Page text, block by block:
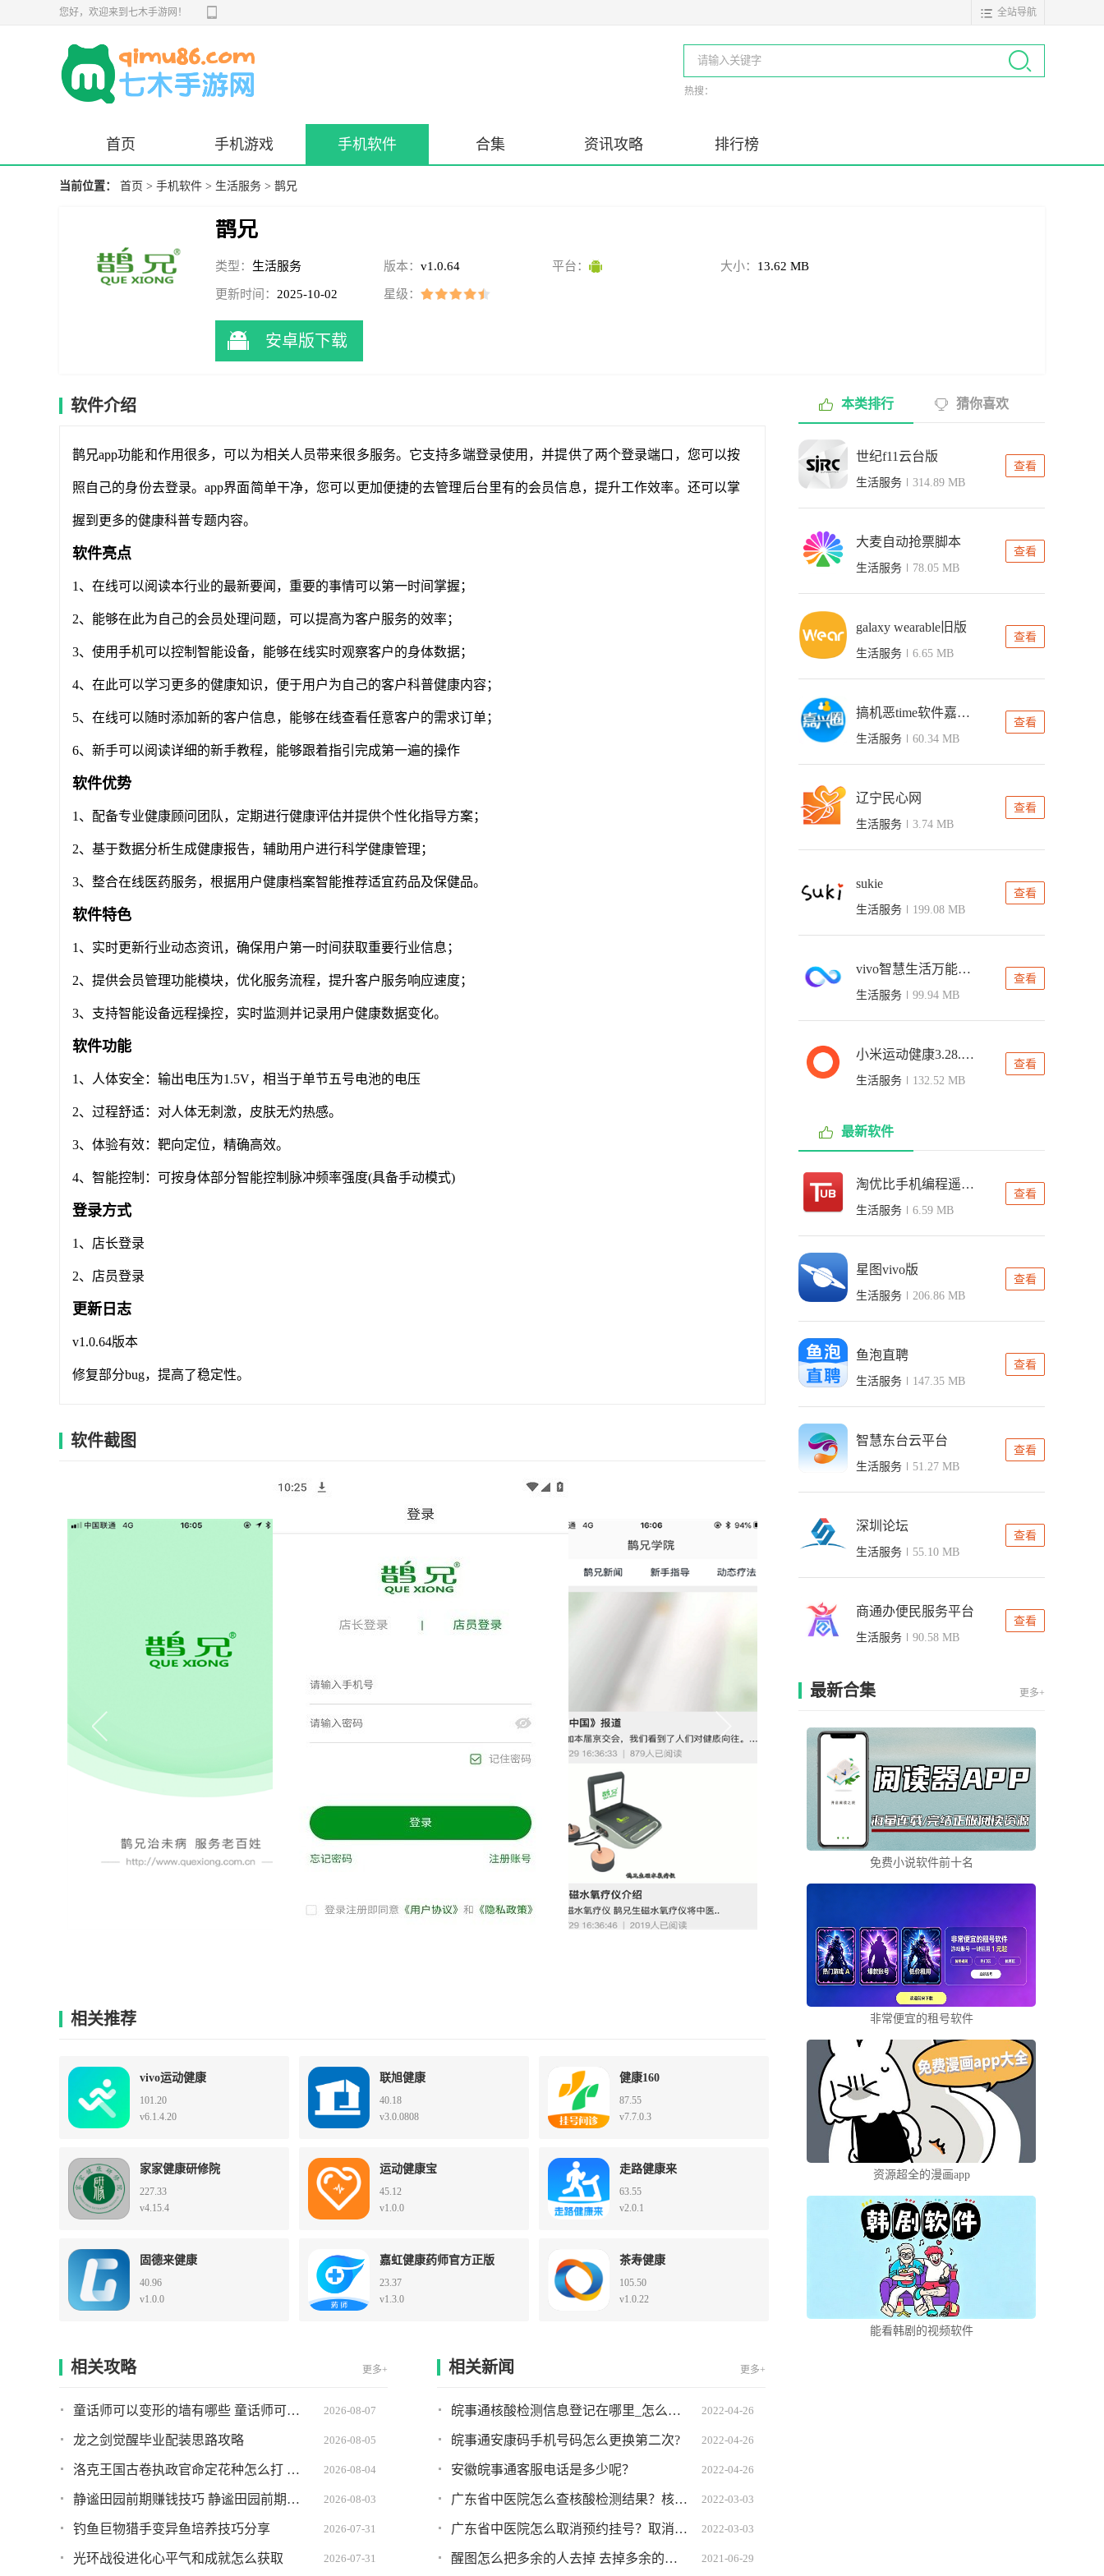
您好，欢迎来到七木手游网！ 全站导航
热搜：
首页 手机游戏 手机软件 合集 资讯攻略 排行榜
当前位置： 首页 > 手机软件 > 生活服务 > 鹊兄
鹊兄
类型： 生活服务 版本： v1.0.64 平台： 大小： 13.62 MB
更新时间： 2025-10-02
09:56:20
星级：
安卓版下载
软件介绍
鹊兄app功能和作用很多，可以为相关人员带来很多服务。它支持多端登录使用，并提供了两个登录端口，您可以按
照自己的身份去登录。app界面简单干净，您可以更加便捷的去管理后台里有的会员信息，提升工作效率。还可以掌
握到更多的健康科普专题内容。
软件亮点
1、在线可以阅读本行业的最新要闻，重要的事情可以第一时间掌握；
2、能够在此为自己的会员处理问题，可以提高为客户服务的效率；
3、使用手机可以控制智能设备，能够在线实时观察客户的身体数据；
4、在此可以学习更多的健康知识，便于用户为自己的客户科普健康内容；
5、在线可以随时添加新的客户信息，能够在线查看任意客户的需求订单；
6、新手可以阅读详细的新手教程，能够跟着指引完成第一遍的操作
软件优势
1、配备专业健康顾问团队，定期进行健康评估并提供个性化指导方案；
2、基于数据分析生成健康报告，辅助用户进行科学健康管理；
3、整合在线医药服务，根据用户健康档案智能推荐适宜药品及保健品。
软件特色
1、实时更新行业动态资讯，确保用户第一时间获取重要行业信息；
2、提供会员管理功能模块，优化服务流程，提升客户服务响应速度；
3、支持智能设备远程操控，实时监测并记录用户健康数据变化。
软件功能
1、人体安全：输出电压为1.5V，相当于单节五号电池的电压
2、过程舒适：对人体无刺激，皮肤无灼热感。
3、体验有效：靶向定位，精确高效。
4、智能控制：可按身体部分智能控制脉冲频率强度(具备手动模式)
登录方式
1、店长登录
2、店员登录
更新日志
v1.0.64版本
修复部分bug，提高了稳定性。
软件截图
相关推荐
vivo运动健康
101.20
v6.1.4.20
联旭健康
40.18
v3.0.0808
健康160
87.55
v7.7.0.3
家家健康研修院
227.33
v4.15.4
运动健康宝
45.12
v1.0.0
走路健康来
63.55
v2.0.1
固德来健康
40.96
v1.0.0
嘉虹健康药师官方正版
23.37
v1.3.0
茶寿健康
105.50
v1.0.22
相关攻略 更多+
童话师可以变形的墙有哪些 童话师可以变形的墙推荐 2026-08-07
龙之剑觉醒毕业配装思路攻略 2026-08-05
洛克王国古卷执政官命定花种怎么打 古卷执政官命定花种打法攻略 2026-08-04
静谧田园前期赚钱技巧 静谧田园前期如何快速赚到钱 2026-08-03
钓鱼巨物猎手变异鱼培养技巧分享 2026-07-31
光环战役进化心平气和成就怎么获取 2026-07-31
相关新闻 更多+
皖事通核酸检测信息登记在哪里_怎么弄?详细图文教程 2022-04-26
皖事通安康码手机号码怎么更换第二次? 2022-04-26
安徽皖事通客服电话是多少呢？ 2022-04-26
广东省中医院怎么查核酸检测结果？核酸检测结果查询方法 2022-03-03
广东省中医院怎么取消预约挂号？取消挂号方法 2022-03-03
醒图怎么把多余的人去掉 去掉多余的人教程分享 2021-06-29
本类排行 猜你喜欢
世纪f11云台版
生活服务 314.89 MB
查看
大麦自动抢票脚本
生活服务 78.05 MB
查看
galaxy wearable旧版
生活服务 6.65 MB
查看
搞机恶time软件嘉兴圈
生活服务 60.34 MB
查看
辽宁民心网
生活服务 3.74 MB
查看
sukie
生活服务 199.08 MB
查看
vivo智慧生活万能遥控器
生活服务 99.94 MB
查看
小米运动健康3.28.1老版本
生活服务 132.52 MB
查看
最新软件
淘优比手机编程遥控车
生活服务 6.59 MB
查看
星图vivo版
生活服务 206.86 MB
查看
鱼泡直聘
生活服务 147.35 MB
查看
智慧东台云平台
生活服务 51.27 MB
查看
深圳论坛
生活服务 55.10 MB
查看
商通办便民服务平台
生活服务 90.58 MB
查看
最新合集 更多+
免费小说软件前十名
非常便宜的租号软件
资源超全的漫画app
能看韩剧的视频软件